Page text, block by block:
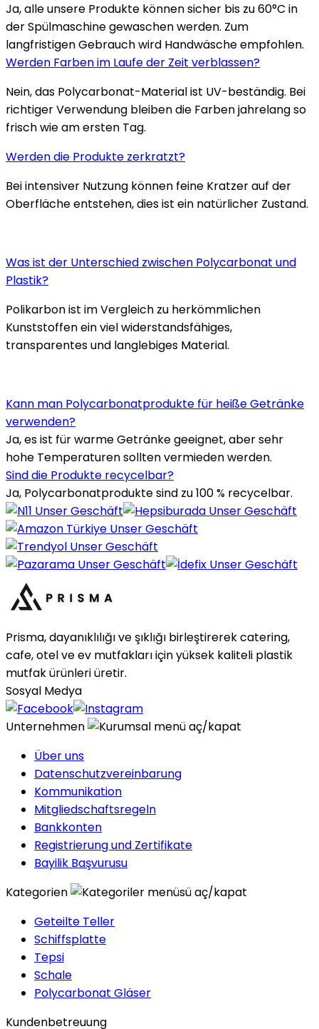
Ja, alle unsere Produkte können sicher bis zu 60°C in
der Spülmaschine gewaschen werden. Zum
langfristigen Gebrauch wird Handwäsche empfohlen.
Werden Farben im Laufe der Zeit verblassen?
Nein, das Polycarbonat-Material ist UV-beständig. Bei
richtiger Verwendung bleiben die Farben jahrelang so
frisch wie am ersten Tag.
Werden die Produkte zerkratzt?
Bei intensiver Nutzung können feine Kratzer auf der
Oberfläche entstehen, dies ist ein natürlicher Zustand.
Was ist der Unterschied zwischen Polycarbonat und
Plastik?
Polikarbon ist im Vergleich zu herkömmlichen
Kunststoffen ein viel widerstandsfähiges,
transparentes und langlebiges Material.
Kann man Polycarbonatprodukte für heiße Getränke
verwenden?
Ja, es ist für warme Getränke geeignet, aber sehr
hohe Temperaturen sollten vermieden werden.
Sind die Produkte recycelbar?
Ja, Polycarbonatprodukte sind zu 100 % recycelbar.
Prisma, dayanıklılığı ve şıklığı birleştirerek catering,
cafe, otel ve ev mutfakları için yüksek kaliteli plastik
mutfak ürünleri üretir.
Sosyal Medya
Unternehmen
Über uns
Datenschutzvereinbarung
Kommunikation
Mitgliedschaftsregeln
Bankkonten
Registrierung und Zertifikate
Bayilik Başvurusu
Kategorien
Geteilte Teller
Schiffsplatte
Tepsi
Schale
Polycarbonat Gläser
Kundenbetreuung